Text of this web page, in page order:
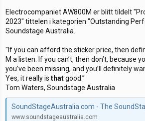
d
s
t
r
t
e
r
r
t
d
t
o
e
g
i
Electrocompaniet AW800M er blitt tildelt
2023" tittelen i kategorien "Outstanding
Soundstage Australia.
"If you can afford the sticker price, then
M a listen. If you can’t, then don’t, because
you’ve been missing, and you’ll definitely
Yes, it really is thatgood.”
Tom Waters, Soundstage Australia
SoundStageAustralia.com - The SoundStage! Australia
www.soundstageaustralia.com